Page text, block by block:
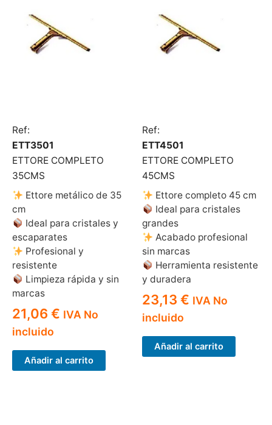
Ref:
ETT3501
ETTORE COMPLETO
35CMS
Ettore metálico de 35
cm
Ideal para cristales y
escaparates
Profesional y
resistente
Limpieza rápida y sin
marcas
21,06 € IVA No
incluido
Añadir al carrito
Ref:
ETT4501
ETTORE COMPLETO
45CMS
Ettore completo 45 cm
Ideal para cristales
grandes
Acabado profesional
sin marcas
Herramienta resistente
y duradera
23,13 € IVA No
incluido
Añadir al carrito